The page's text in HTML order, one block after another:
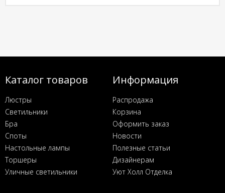
Каталог товаров
Люстры
Светильники
Бра
Споты
Настольные лампы
Торшеры
Уличные светильники
Информация
Распродажа
Корзина
Оформить заказ
Новости
Полезные статьи
Дизайнерам
Уют Холл Отделка